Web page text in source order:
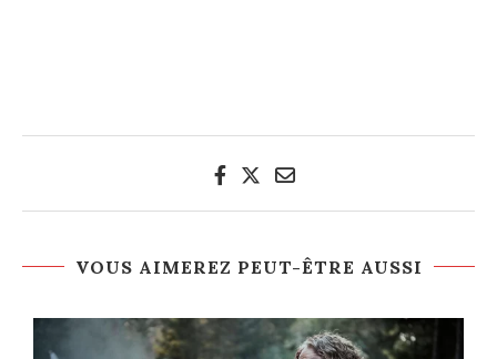
VOUS AIMEREZ PEUT-ÊTRE AUSSI